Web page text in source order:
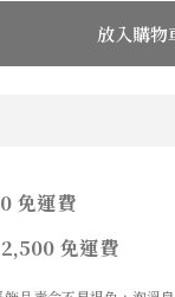
放入購物
免運費
免運費